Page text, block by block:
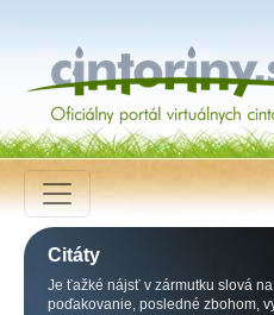
Citáty
Je ťažké nájsť v zármutku slová na
poďakovanie, posledné zbohom,